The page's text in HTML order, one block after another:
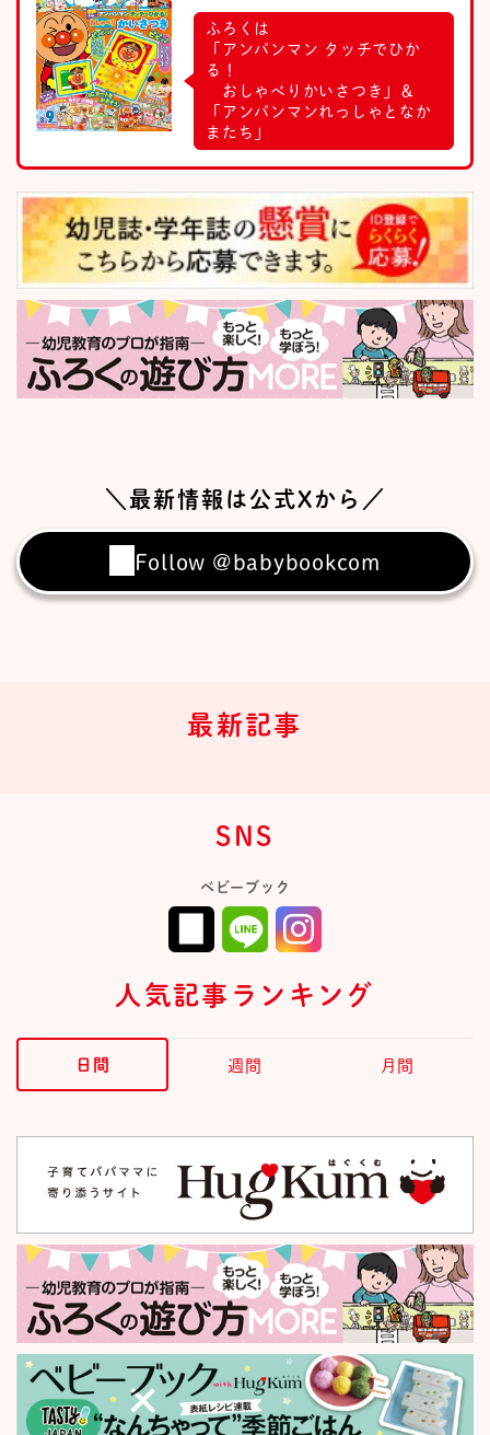
ふろくは
「アンパンマン タッチでひか
る！
おしゃべりかいさつき」＆
「アンパンマンれっしゃとなか
またち」
＼最新情報は公式Xから／
Follow @babybookcom
最新記事
SNS
ベビーブック
人気記事ランキング
日間 週間 月間